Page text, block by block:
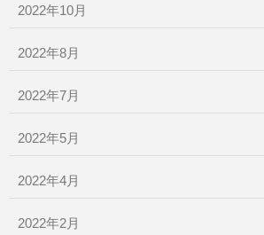
2022年10月
2022年8月
2022年7月
2022年5月
2022年4月
2022年2月